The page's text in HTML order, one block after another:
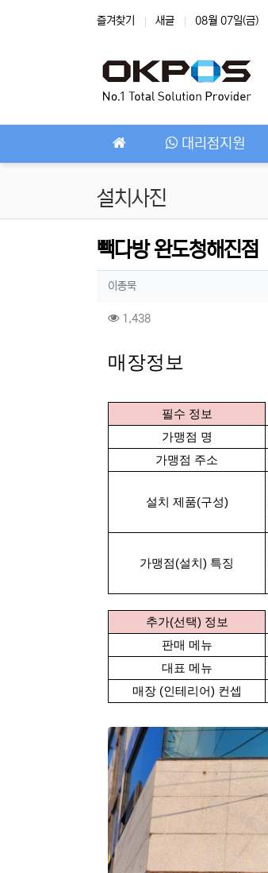
즐겨찾기 새글 08월 07일(금)
대리점지원
설치사진
빽다방 완도청해진점
작성자 정보
이종묵작성
컨텐츠 정보
1,438조회
본문
매장정보
필수 정보
가맹점 명
가맹점 주소
설치 제품(구성)
가맹점(설치) 특징
추가(선택) 정보
판매 메뉴
대표 메뉴
매장 (인테리어) 컨셉